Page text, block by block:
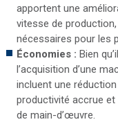
apportent une
vitesse de
nécessaires pour les
Économies : Bien
l’acquisition d’une
incluent une
productivité accrue
de main-d’œuvre.